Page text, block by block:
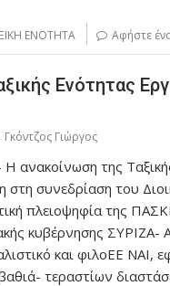
ΕΝΟΤΗΤΑ Αφήστε
Ενότητας
Γκόντζος Γιώργος
ανακοίνωση της
στη συνεδρίαση του
πλειοψηφία της
κυβέρνησης
και φιλοΕΕ ΝΑΙ,
τεραστίων